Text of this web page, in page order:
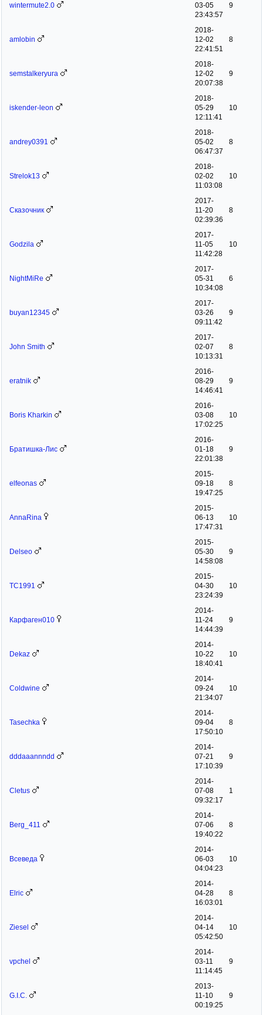
wintermute2.0
03-05
23:43:57
9
amlobin
2018-
12-02
22:41:51
8
semstalkeryura
2018-
12-02
20:07:38
9
iskender-leon
2018-
05-29
12:11:41
10
andrey0391
2018-
05-02
06:47:37
8
Strelok13
2018-
02-02
11:03:08
10
Сказочник
2017-
11-20
02:39:36
8
Godzila
2017-
11-05
11:42:28
10
NightMiRe
2017-
05-31
10:34:08
6
buyan12345
2017-
03-26
09:11:42
9
John Smith
2017-
02-07
10:13:31
8
eratnik
2016-
08-29
14:46:41
9
Boris Kharkin
2016-
03-08
17:02:25
10
Братишка-Лис
2016-
01-18
22:01:38
9
elfeonas
2015-
09-18
19:47:25
8
AnnaRina
2015-
06-13
17:47:31
10
Delseo
2015-
05-30
14:58:08
9
ТС1991
2015-
04-30
23:24:39
10
Карфаген010
2014-
11-24
14:44:39
9
Dekaz
2014-
10-22
18:40:41
10
Coldwine
2014-
09-24
21:34:07
10
Tasechka
2014-
09-04
17:50:10
8
dddaaannndd
2014-
07-21
17:10:39
9
Cletus
2014-
07-08
09:32:17
1
Berg_411
2014-
07-06
19:40:22
8
Всеведа
2014-
06-03
04:04:23
10
Elric
2014-
04-28
16:03:01
8
Ziesel
2014-
04-14
05:42:50
10
vpchel
2014-
03-11
11:14:45
9
G.I.C.
2013-
11-10
00:19:25
9